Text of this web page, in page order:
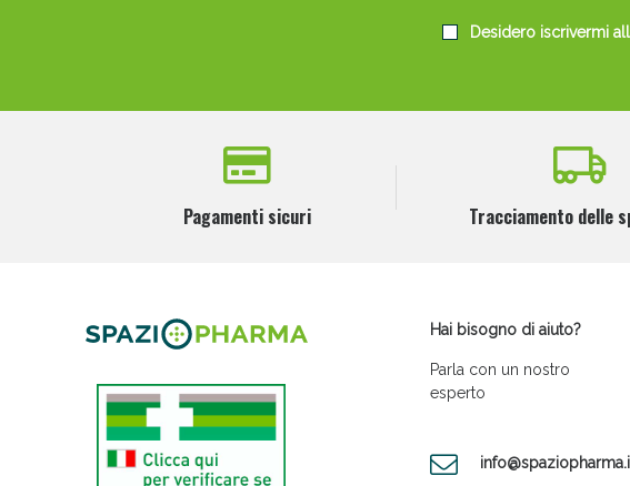
Desidero iscrivermi
Pagamenti sicuri Tracciamento delle
Hai bisogno di aiuto?
Parla con un nostro
esperto